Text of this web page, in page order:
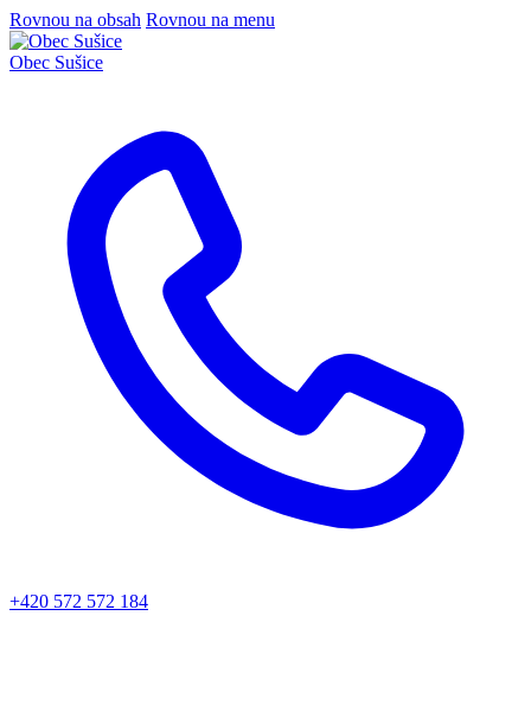
Rovnou na obsah Rovnou na menu
Obec Sušice
+420 572 572 184